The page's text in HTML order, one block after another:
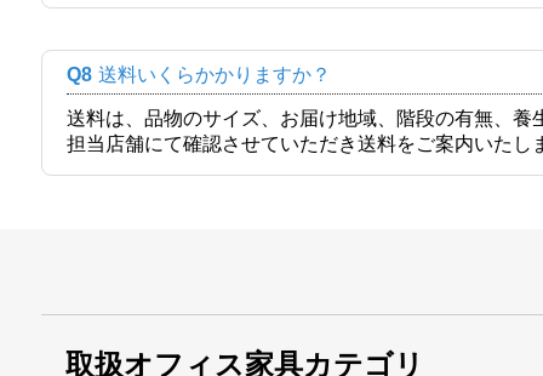
Q8 送料いくらかかりますか？
送料は、品物のサイズ、お届け地域、階段の有無、
担当店舗にて確認させていただき送料をご案内いたし
取扱オフィス家具カテゴリ